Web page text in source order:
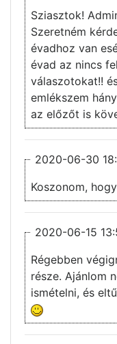
Sziasztok! Adminok
Szeretném
évadhoz van
évad az nincs
válaszotokat!!
emlékszem
az előzőt is
2020-06-30
Koszonom,
2020-06-15
Régebben
része. Ajánlom
ismételni, és